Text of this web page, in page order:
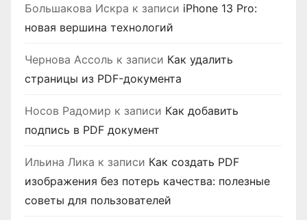
Большакова Искра к записи iPhone 13 Pro:
новая вершина технологий
Чернова Ассоль к записи Как удалить
страницы из PDF-документа
Носов Радомир к записи Как добавить
подпись в PDF документ
Ильина Лика к записи Как создать PDF
изображения без потерь качества: полезные
советы для пользователей